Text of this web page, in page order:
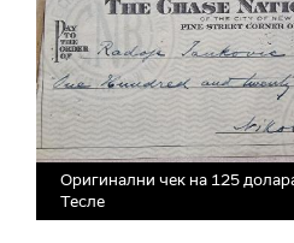
Оригинални чек на 125
Тесле